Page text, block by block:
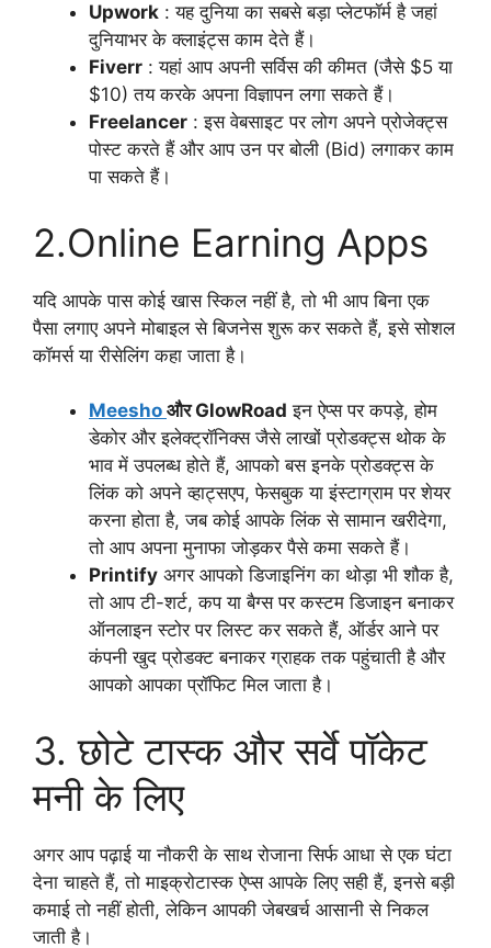
Upwork : यह दुनिया का सबसे बड़ा प्लेटफॉर्म है जहां
दुनियाभर के क्लाइंट्स काम देते हैं।
Fiverr : यहां आप अपनी सर्विस की कीमत (जैसे $5 या
$10) तय करके अपना विज्ञापन लगा सकते हैं।
Freelancer : इस वेबसाइट पर लोग अपने प्रोजेक्ट्स
पोस्ट करते हैं और आप उन पर बोली (Bid) लगाकर काम
पा सकते हैं।
2.Online Earning Apps
यदि आपके पास कोई खास स्किल नहीं है, तो भी आप बिना एक
पैसा लगाए अपने मोबाइल से बिजनेस शुरू कर सकते हैं, इसे सोशल
कॉमर्स या रीसेलिंग कहा जाता है।
Meesho और GlowRoad इन ऐप्स पर कपड़े, होम
डेकोर और इलेक्ट्रॉनिक्स जैसे लाखों प्रोडक्ट्स थोक के
भाव में उपलब्ध होते हैं, आपको बस इनके प्रोडक्ट्स के
लिंक को अपने व्हाट्सएप, फेसबुक या इंस्टाग्राम पर शेयर
करना होता है, जब कोई आपके लिंक से सामान खरीदेगा,
तो आप अपना मुनाफा जोड़कर पैसे कमा सकते हैं।
Printify अगर आपको डिजाइनिंग का थोड़ा भी शौक है,
तो आप टी-शर्ट, कप या बैग्स पर कस्टम डिजाइन बनाकर
ऑनलाइन स्टोर पर लिस्ट कर सकते हैं, ऑर्डर आने पर
कंपनी खुद प्रोडक्ट बनाकर ग्राहक तक पहुंचाती है और
आपको आपका प्रॉफिट मिल जाता है।
3. छोटे टास्क और सर्वे पॉकेट
मनी के लिए
अगर आप पढ़ाई या नौकरी के साथ रोजाना सिर्फ आधा से एक घंटा
देना चाहते हैं, तो माइक्रोटास्क ऐप्स आपके लिए सही हैं, इनसे बड़ी
कमाई तो नहीं होती, लेकिन आपकी जेबखर्च आसानी से निकल
जाती है।